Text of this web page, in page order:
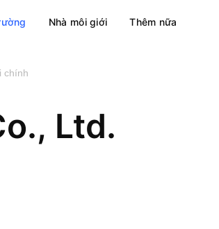
Nhà môi giới Thêm nữa
chính
Ltd.